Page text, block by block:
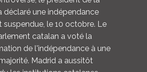
déclaré une indépendance
suspendue, le 10 octobre. Le
catalan a voté la
de l'indépendance à une
Madrid a aussitôt